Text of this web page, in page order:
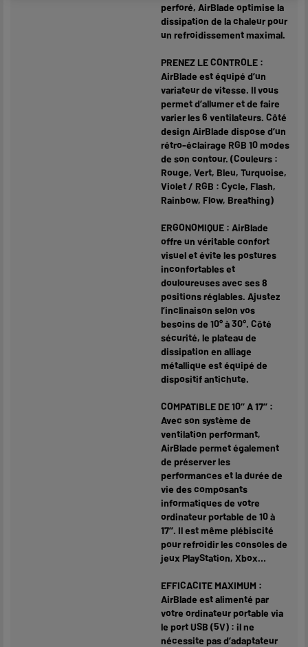
perforé, AirBlade optimise la
dissipation de la chaleur pour
un refroidissement maximal.
PRENEZ LE CONTROLE :
AirBlade est équipé d’un
variateur de vitesse. Il vous
permet d’allumer et de faire
varier les 6 ventilateurs. Côté
design AirBlade dispose d’un
rétro-éclairage RGB 10 modes
de son contour. (Couleurs :
Rouge, Vert, Bleu, Turquoise,
Violet / RGB : Cycle, Flash,
Rainbow, Flow, Breathing)
ERGONOMIQUE : AirBlade
offre un véritable confort
visuel et évite les postures
inconfortables et
douloureuses avec ses 8
positions réglables. Ajustez
l’inclinaison selon vos
besoins de 10° à 30°. Côté
sécurité, le plateau de
dissipation en alliage
métallique est équipé de
dispositif antichute.
COMPATIBLE DE 10’’ A 17’’ :
Avec son système de
ventilation performant,
AirBlade permet également
de préserver les
performances et la durée de
vie des composants
informatiques de votre
ordinateur portable de 10 à
17’’. Il est même plébiscité
pour refroidir les consoles de
jeux PlayStation, Xbox…
EFFICACITE MAXIMUM :
AirBlade est alimenté par
votre ordinateur portable via
le port USB (5V) : il ne
nécessite pas d’adaptateur